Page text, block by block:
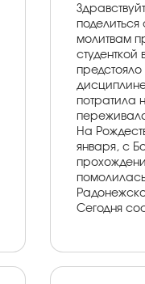
молитвам
студенткой
предстояло
потратила
На
января, с
Сегодня